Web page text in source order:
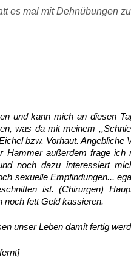
es mal mit Dehnübungen
und kann mich an diesen
was da mit meinem
bzw. Vorhaut. Angebliche
Hammer außerdem frage
noch dazu interessiert
sexuelle Empfindungen...
ist. (Chirurgen)
noch fett Geld kassieren.
unser Leben damit fertig